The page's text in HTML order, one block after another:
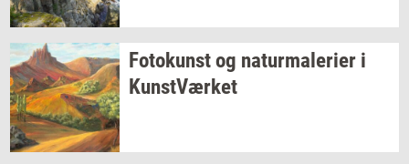
Fo­to­kunstog na­tur­ma­le­ri­er i
Kunst­Vær­ket